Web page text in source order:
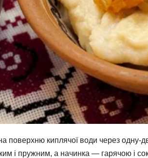
поверхню киплячої води через одну-
і пружним, а начинка — гарячою і